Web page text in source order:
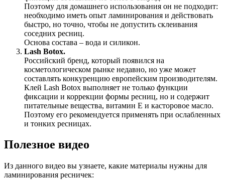
Поэтому для домашнего использования он не подходит:
необходимо иметь опыт ламинирования и действовать
быстро, но точно, чтобы не допустить склеивания
соседних ресниц.
Основа состава – вода и силикон.
Lash Botox.
Российский бренд, который появился на
косметологическом рынке недавно, но уже может
составлять конкуренцию европейским производителям.
Клей Lash Botox выполняет не только функции
фиксации и коррекции формы ресниц, но и содержит
питательные вещества, витамин E и касторовое масло.
Поэтому его рекомендуется применять при ослабленных
и тонких ресницах.
Полезное видео
Из данного видео вы узнаете, какие материалы нужны для
ламинирования ресничек: